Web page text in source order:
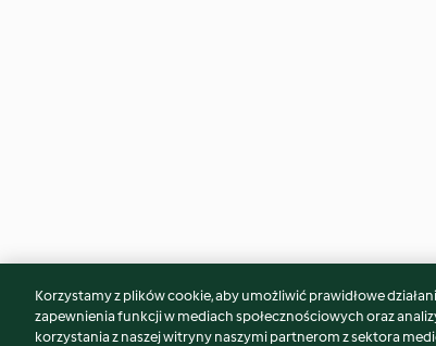
Może spodoba Ci się
Korzystamy z plików cookie, aby umożliwić prawidłowe
zapewnienia funkcji w mediach społecznościowych oraz
korzystania z naszej witryny naszymi partnerom z sektora